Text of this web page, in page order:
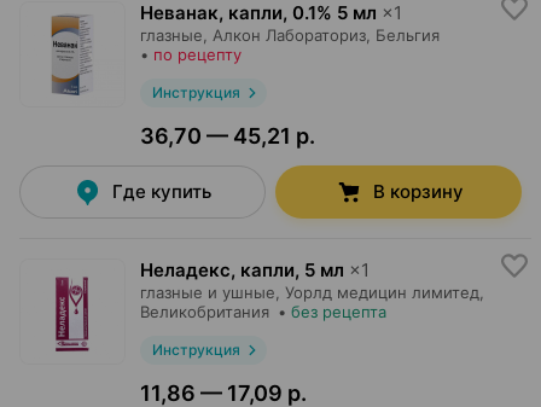
Неванак, капли, 0.1% 5 мл ×1
глазные, Алкон Лабораториз , Бельгия
• по рецепту
Инструкция
36,70 — 45,21 р.
Где купить В корзину
Неладекс, капли, 5 мл ×1
глазные и ушные, Уорлд медицин лимитед
Великобритания • без рецепта
Инструкция
11,86 — 17,09 р.